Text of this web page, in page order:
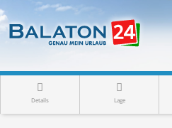
Details Lage